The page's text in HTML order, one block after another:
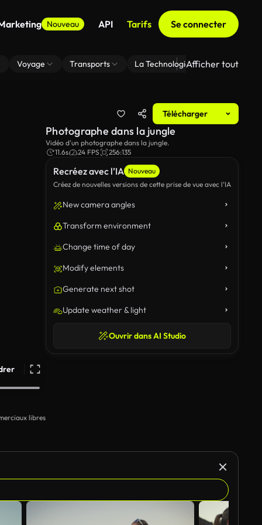
Nouveau API Tarifs Se connecter
Voyage Transports La Technologie Zoom En
Afficher tout
Télécharger
libres
Recréez avec l’IA Nouveau
Créez de nouvelles versions de cette prise de vue avec l’IA
New camera angles
Transform environment
Change time of day
Modify elements
Generate next shot
Update weather & light
Ouvrir dans AI Studio
Photographe dans la jungle
Vidéo d'un photographe dans la jungle.
11.6s
24 FPS 256:135